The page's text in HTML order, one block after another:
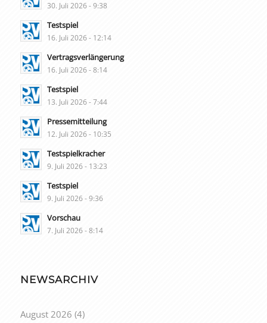
30. Juli 2026 - 9:38
Testspiel
16. Juli 2026 - 12:14
Vertragsverlängerung
16. Juli 2026 - 8:14
Testspiel
13. Juli 2026 - 7:44
Pressemitteilung
12. Juli 2026 - 10:35
Testspielkracher
9. Juli 2026 - 13:23
Testspiel
9. Juli 2026 - 9:36
Vorschau
7. Juli 2026 - 8:14
NEWSARCHIV
August 2026 (4)